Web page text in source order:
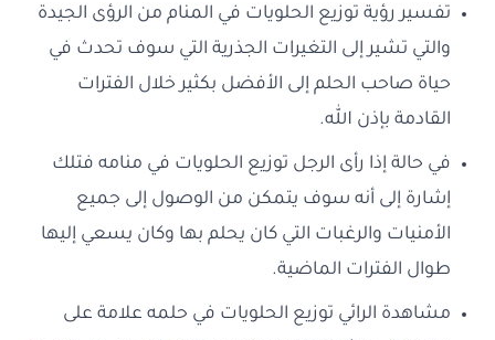
تفسير رؤية توزيع الحلويات في المنام من الرؤى الجيدة
والتي تشير إلى التغيرات الجذرية التي سوف تحدث في
حياة صاحب الحلم إلى الأفضل بكثير خلال الفترات
القادمة بإذن الله.
في حالة إذا رأى الرجل توزيع الحلويات في منامه فتلك
إشارة إلى أنه سوف يتمكن من الوصول إلى جميع
الأمنيات والرغبات التي كان يحلم بها وكان يسعي إليها
طوال الفترات الماضية.
مشاهدة الرائي توزيع الحلويات في حلمه علامة على